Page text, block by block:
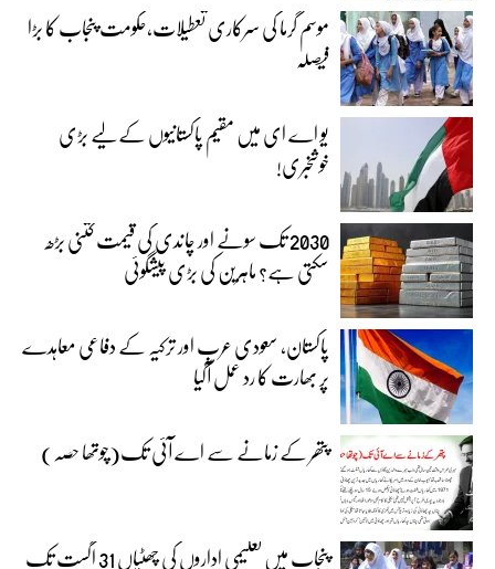
موسم گرما کی سرکاری تعطیلات،حکومت پنجاب کا بڑا
فیصلہ
یو اے ای میں مقیم پاکستانیوں کے لیے بڑی
خوشخبری!
2030 تک سونے اور چاندی کی قیمت کتنی بڑھ
سکتی ہے؟ ماہرین کی بڑی پیشگوئی
پاکستان، سعودی عرب اور ترکیہ کے دفاعی معاہدے
پر بھارت کا رد عمل آگیا
پتھر کے زمانے سے اے آئی تک(چوتھا حصہ)
پنجاب میں تعلیمی اداروں کی چھٹیاں 31 اگست تک